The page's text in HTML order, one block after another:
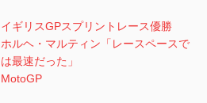
イギリスGPスプリントレース優勝
ホルヘ・マルティン「レースペースで
は最速だった」
MotoGP